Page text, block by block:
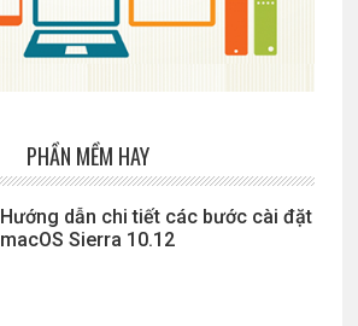
PHẦN MỀM HAY
Hướng dẫn chi tiết các bước cài đặt
macOS Sierra 10.12